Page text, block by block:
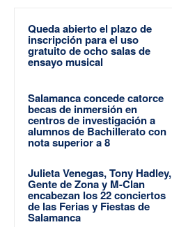
Queda abierto el plazo de
inscripción para el uso
gratuito de ocho salas de
ensayo musical
Salamanca concede catorce
becas de inmersión en
centros de investigación a
alumnos de Bachillerato con
nota superior a 8
Julieta Venegas, Tony Hadley,
Gente de Zona y M-Clan
encabezan los 22 conciertos
de las Ferias y Fiestas de
Salamanca